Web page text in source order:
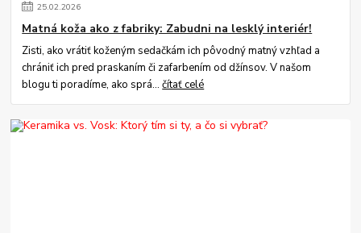
25.02.2026
Matná koža ako z fabriky: Zabudni na lesklý interiér!
Zisti, ako vrátiť koženým sedačkám ich pôvodný matný vzhľad a
chrániť ich pred praskaním či zafarbením od džínsov. V našom
blogu ti poradíme, ako sprá...čítať celé